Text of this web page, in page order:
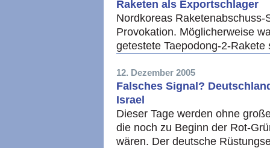
Raketen als Exportschlager
Nordkoreas
Provokation. Möglicherweise
getestete Taepodong-2-
12. Dezember 2005
Falsches Signal?
Israel
Dieser Tage werden ohne
die noch zu Beginn der Rot-
wären. Der deutsche